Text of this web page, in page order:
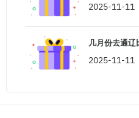
2025-11-11
几月份去通辽
2025-11-11